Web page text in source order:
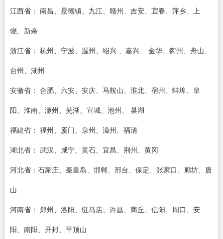
江西省： 南昌、景德镇、九江、赣州、吉安、宜春、萍乡、上
饶、新余
浙江省： 杭州、宁波、温州、绍兴 、嘉兴、 金华、衢州、舟山、
台州、湖州
安徽省： 合肥、六安、安庆、马鞍山、淮北、宿州、蚌埠、阜
阳、淮南、滁州、芜湖、宣城、池州、 巢湖
福建省： 福州、厦门、泉州、漳州、福清
湖北省： 武汉、咸宁、黄石、宜昌、荆州、黄冈
河北省：石家庄、秦皇岛、邯郸、邢台、保定、张家口、廊坊、唐
山
河南省： 郑州、洛阳、驻马店、许昌、商丘、信阳、周口、安
阳、南阳、开封、平顶山